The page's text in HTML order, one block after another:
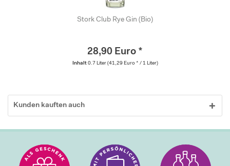
Stork Club Rye Gin (Bio)
28,90 Euro *
Inhalt 0.7 Liter (41,29 Euro * / 1 Liter)
Kunden kauften auch